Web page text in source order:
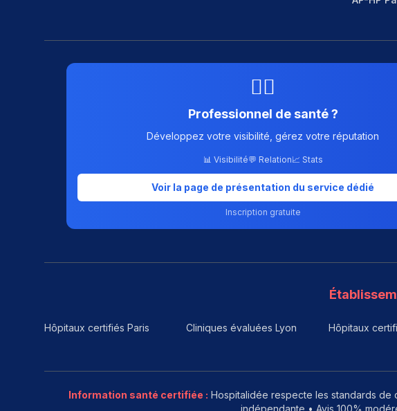
👨‍⚕️
Professionnel de santé ?
Développez votre visibilité, gérez votre réputation
📊 Visibilité💬 Relation📈 Stats
Voir la page de présentation du service dédié
Inscription gratuite
Hôpitaux certifiés Paris Cliniques évaluées Lyon Hôpitaux
Information santé certifiée : Hospitalidée respecte les standards de
indépendante • Avis 100%